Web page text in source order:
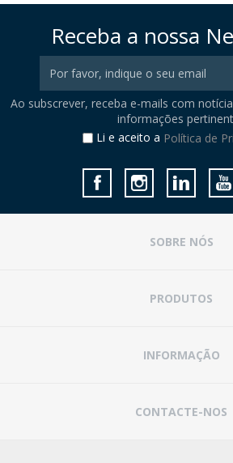
Receba a nossa
Ao subscrever, receba e-mails com
informações
Li e aceito a Política de
SOBRE NÓS
PRODUTOS
INFORMAÇÃO
CONTACTE-NOS